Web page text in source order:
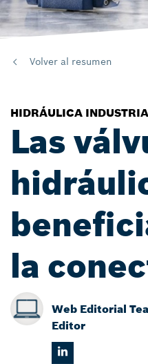
Volver al resumen
HIDRÁULICA
Las
la
Web Editorial
Editor